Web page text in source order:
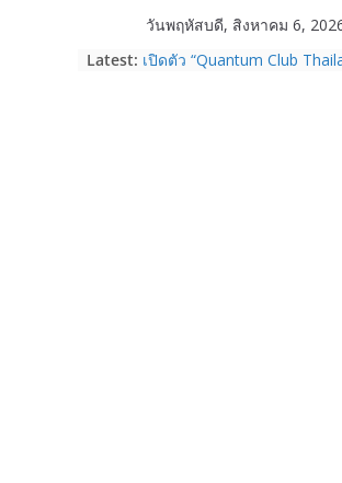
วันพฤหัสบดี, สิงหาคม 6,
Latest: เปิดตัว “Quantum Club